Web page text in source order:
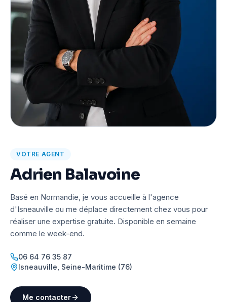
VOTRE AGENT
Adrien Balavoine
Basé en Normandie, je vous accueille à l'agence
d'Isneauville ou me déplace directement chez vous pour
réaliser une expertise gratuite. Disponible en semaine
comme le week-end.
06 64 76 35 87
Isneauville Seine-Maritime (76)
Me contacter